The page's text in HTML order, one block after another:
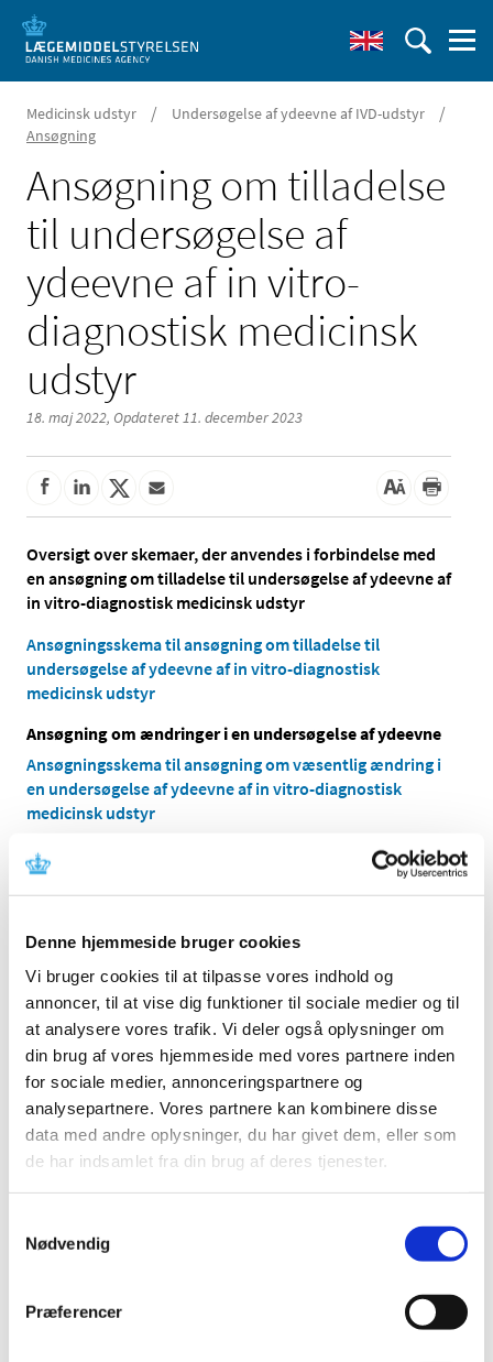
Denne hjemmeside bruger cookies
Vi bruger cookies til at tilpasse vores indhold og
annoncer, til at vise dig funktioner til sociale medier og til
at analysere vores trafik. Vi deler også oplysninger om
din brug af vores hjemmeside med vores partnere inden
for sociale medier, annonceringspartnere og
analysepartnere. Vores partnere kan kombinere disse
data med andre oplysninger, du har givet dem, eller som
de har indsamlet fra din brug af deres tjenester.
Nødvendig
Præferencer
Medicinsk udstyr / Undersøgelse af ydeevne af IVD-udstyr /
Ansøgning
Ansøgning om tilladelse
til undersøgelse af
ydeevne af in vitro-
diagnostisk medicinsk
udstyr
18. maj 2022, Opdateret 11. december 2023
Oversigt over skemaer, der anvendes i forbindelse med
en ansøgning om tilladelse til undersøgelse af ydeevne af
in vitro-diagnostisk medicinsk udstyr
Ansøgningsskema til ansøgning om tilladelse til
undersøgelse af ydeevne af in vitro-diagnostisk
medicinsk udstyr
Ansøgning om ændringer i en undersøgelse af ydeevne
Ansøgningsskema til ansøgning om væsentlig ændring i
en undersøgelse af ydeevne af in vitro-diagnostisk
medicinsk udstyr
For undersøgelser af ydeevne, der har fået tilladelse hos
Lægemiddelstyrelsen
skal ændringen ansøges samtidig
hos Lægemiddelstyrelsen og hos De Videnskabsetiske
Hvis en sponsor ønsker at indføre ændringer i en
undersøgelse af ydeevne, der kan have en væsentlig
indflydelse på forsøgspersonernes sikkerhed, sundhed
eller rettigheder eller på robustheden eller
pålideligheden af de kliniske data, der er genereret i
forbindelse med undersøgelsen, skal
Lægemiddelstyrelsen give tilladelse til ændringen, inden
ændringerne kan implementeres.
Medicinske Komiteer skal have afsluttet sin vurdering af
ændringen, inden Lægemiddelstyrelsen kan træffe sin
af den relevante dokumentation, hvor ændringer klart
skal kunne identificeres.